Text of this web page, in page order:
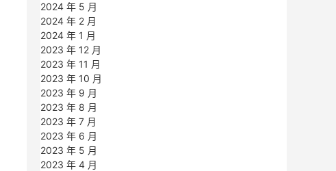
2024 年 5 月
2024 年 2 月
2024 年 1 月
2023 年 12 月
2023 年 11 月
2023 年 10 月
2023 年 9 月
2023 年 8 月
2023 年 7 月
2023 年 6 月
2023 年 5 月
2023 年 4 月